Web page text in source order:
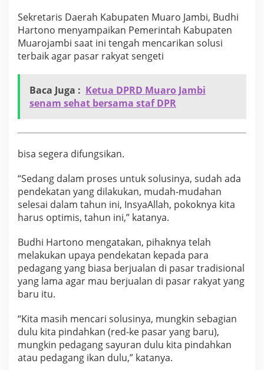
d
i
n
g
r
a
k
s
r
l
a
f
o
n
e
b
o
l
Sekretaris Daerah Kabupaten Muaro Jambi, Budhi
Hartono menyampaikan Pemerintah Kabupaten
Muarojambi saat ini tengah mencarikan solusi
terbaik agar pasar rakyat sengeti
Baca Juga : Ketua DPRD Muaro Jambi
senam sehat bersama staf DPR
bisa segera difungsikan.
“Sedang dalam proses untuk solusinya, sudah ada
pendekatan yang dilakukan, mudah-mudahan
selesai dalam tahun ini, InsyaAllah, pokoknya kita
harus optimis, tahun ini,” katanya.
Budhi Hartono mengatakan, pihaknya telah
melakukan upaya pendekatan kepada para
pedagang yang biasa berjualan di pasar tradisional
yang lama agar mau berjualan di pasar rakyat yang
baru itu.
“Kita masih mencari solusinya, mungkin sebagian
dulu kita pindahkan (red-ke pasar yang baru),
mungkin pedagang sayuran dulu kita pindahkan
atau pedagang ikan dulu,” katanya.